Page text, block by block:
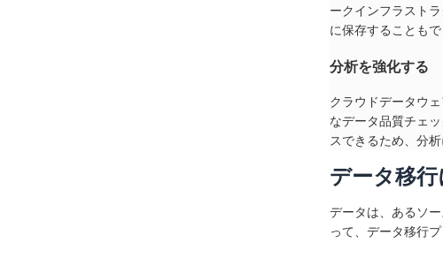
ークインフラスト
に保存することもで
分析を強化する
クラウドデータウ
なデータ品質チェ
スできるため、分
データ移
データは、あるソ
って、データ移行